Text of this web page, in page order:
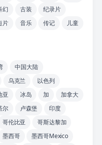
幻 古装
纪录片
片 音乐 传记
儿童
中国大陆
乌克兰
以色列
亚 冰岛 加
加拿大
尔 卢森堡
印度
哥伦比亚
哥斯达黎加
墨西哥
墨西哥Mexico